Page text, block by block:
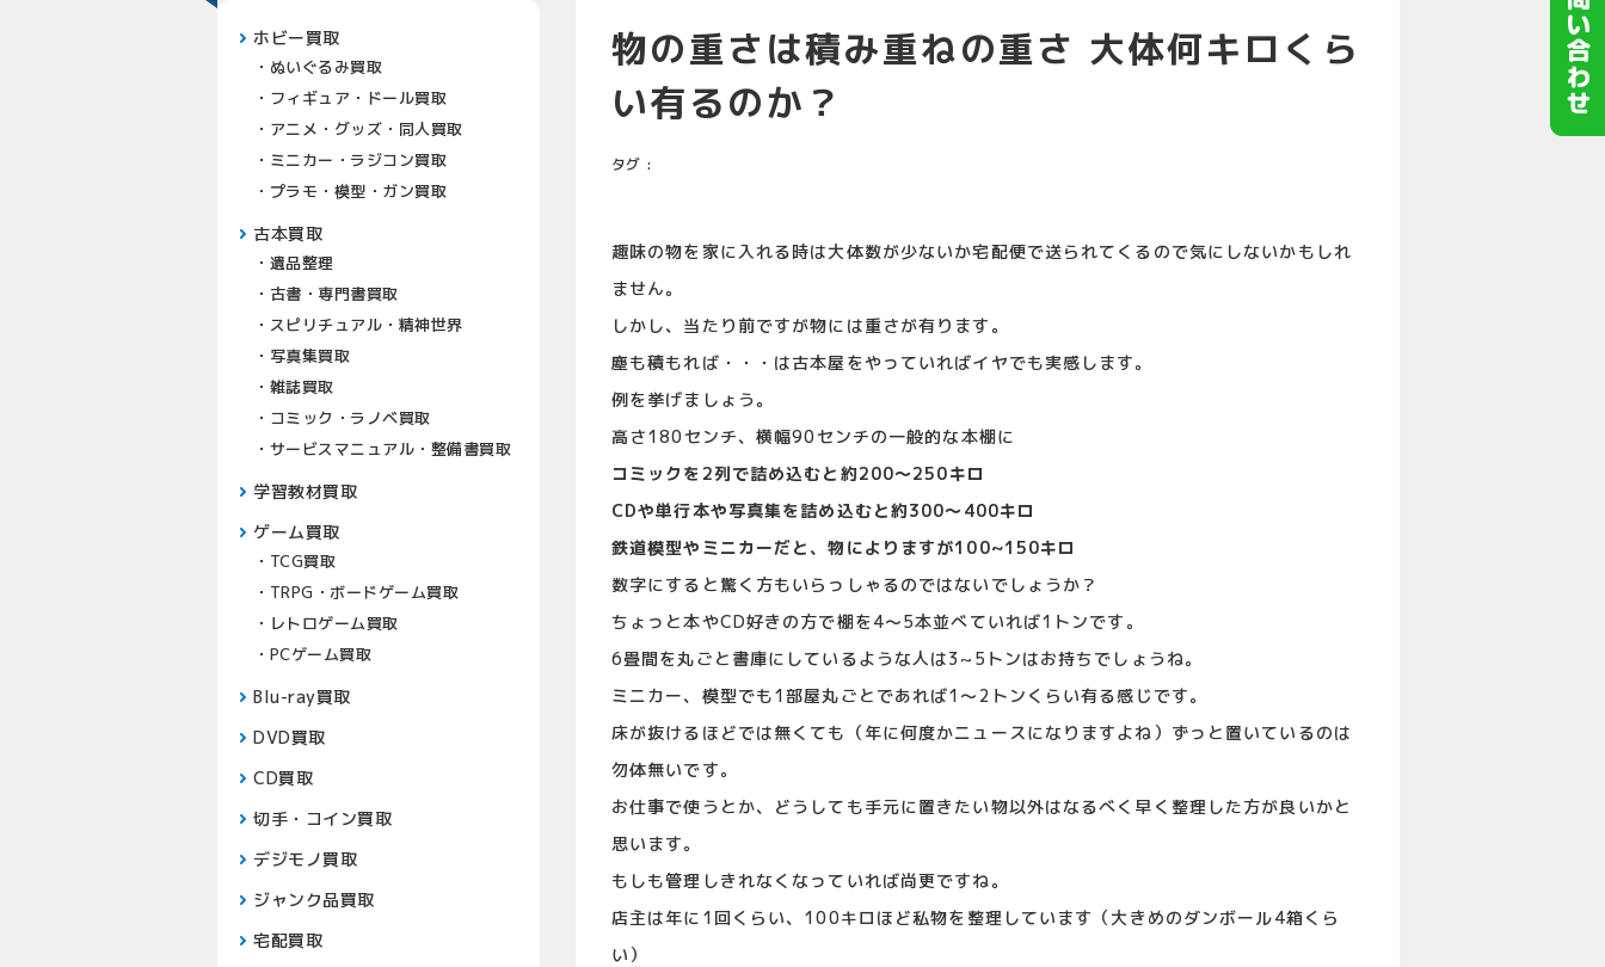
ホビー買取
ぬいぐるみ買取
フィギュア・ドール買取
アニメ・グッズ・同人買取
ミニカー・ラジコン買取
プラモ・模型・ガン買取
古本買取
遺品整理
古書・専門書買取
スピリチュアル・精神世界
写真集買取
雑誌買取
コミック・ラノベ買取
サービスマニュアル・整備書買取
学習教材買取
ゲーム買取
TCG買取
TRPG・ボードゲーム買取
レトロゲーム買取
PCゲーム買取
Blu-ray買取
DVD買取
CD買取
切手・コイン買取
デジモノ買取
ジャンク品買取
宅配買取
物の重さは積み重ねの重さ 大体何キロくら
い有るのか？
タグ :
趣味の物を家に入れる時は大体数が少ないか宅配便で送られてくるので気にしないかもしれ
ません。
しかし、当たり前ですが物には重さが有ります。
塵も積もれば・・・は古本屋をやっていればイヤでも実感します。
例を挙げましょう。
高さ180センチ、横幅90センチの一般的な本棚に
コミックを2列で詰め込むと約200～250キロ
CDや単行本や写真集を詰め込むと約300～400キロ
鉄道模型やミニカーだと、物によりますが100~150キロ
数字にすると驚く方もいらっしゃるのではないでしょうか？
ちょっと本やCD好きの方で棚を4～5本並べていれば1トンです。
6畳間を丸ごと書庫にしているような人は3~5トンはお持ちでしょうね。
ミニカー、模型でも1部屋丸ごとであれば1～2トンくらい有る感じです。
床が抜けるほどでは無くても（年に何度かニュースになりますよね）ずっと置いているのは
勿体無いです。
お仕事で使うとか、どうしても手元に置きたい物以外はなるべく早く整理した方が良いかと
思います。
もしも管理しきれなくなっていれば尚更ですね。
店主は年に1回くらい、100キロほど私物を整理しています（大きめのダンボール4箱くら
い）